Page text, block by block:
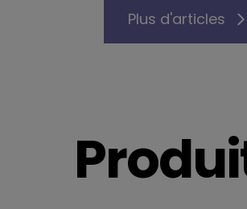
Plus d'articles